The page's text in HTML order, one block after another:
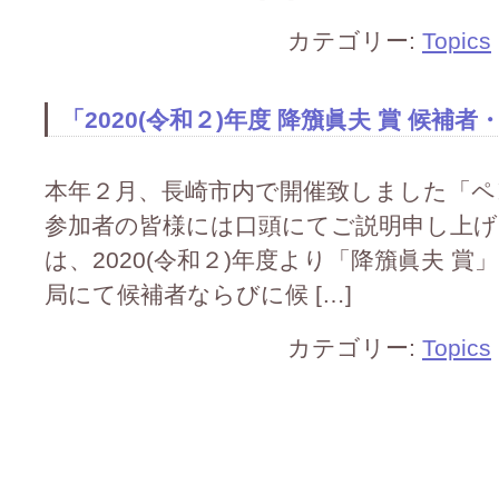
カテゴリー: Topics
「2020(令和２)年度 降籏眞夫 賞 候補者
本年２月、長崎市内で開催致しました「
参加者の皆様には口頭にてご説明申し上
は、2020(令和２)年度より「降籏眞夫 賞
局にて候補者ならびに候 […]
カテゴリー: Topics